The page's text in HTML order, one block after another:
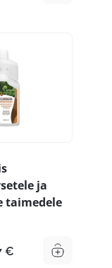
ja
taimedele
€ Praegune